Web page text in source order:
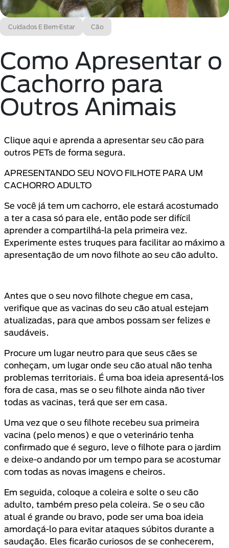
Cuidados E Bem-Estar Cão
Como Apresentar o
Cachorro para
Outros Animais
Clique aqui e aprenda a apresentar seu cão para
outros PETs de forma segura.
APRESENTANDO SEU NOVO FILHOTE PARA UM
CACHORRO ADULTO
Se você já tem um cachorro, ele estará acostumado
a ter a casa só para ele, então pode ser difícil
aprender a compartilhá-la pela primeira vez.
Experimente estes truques para facilitar ao máximo a
apresentação de um novo filhote ao seu cão adulto.
Antes que o seu novo filhote chegue em casa,
verifique que as vacinas do seu cão atual estejam
atualizadas, para que ambos possam ser felizes e
saudáveis.
Procure um lugar neutro para que seus cães se
conheçam, um lugar onde seu cão atual não tenha
problemas territoriais. É uma boa ideia apresentá-los
fora de casa, mas se o seu filhote ainda não tiver
todas as vacinas, terá que ser em casa.
Uma vez que o seu filhote recebeu sua primeira
vacina (pelo menos) e que o veterinário tenha
confirmado que é seguro, leve o filhote para o jardim
e deixe-o andando por um tempo para se acostumar
com todas as novas imagens e cheiros.
Em seguida, coloque a coleira e solte o seu cão
adulto, também preso pela coleira. Se o seu cão
atual é grande ou bravo, pode ser uma boa ideia
amordaçá-lo para evitar ataques súbitos durante a
saudação. Eles ficarão curiosos de se conhecerem,